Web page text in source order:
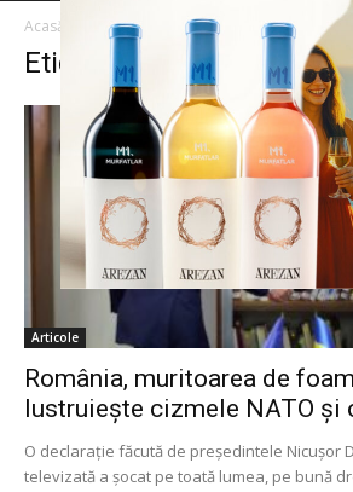
Acasă Etichete Cheltuieli militare
Etichetă: cheltuieli
Articole
România, muritoarea de
lustruiește cizmele NATO și
O declarație făcută de președintele Nicușor
televizată a șocat pe toată lumea, pe bună